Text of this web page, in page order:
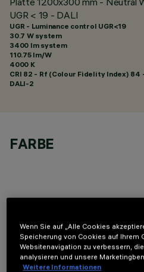
UGR < 19 - DALI
UGR - Luminance control UGR<19
30.7 W system
3400 lm system
110.75 lm/W
4000 K
CRI 82 - Rf (Colour Fidelity Index) 84
DALI-2
FARBE
OPTIONALE
Wenn Sie auf „Alle Cookies
Speicherung von Cookies auf Ihrem
Websitenavigation zu verbessern,
analysieren und unsere
Weitere Informationen